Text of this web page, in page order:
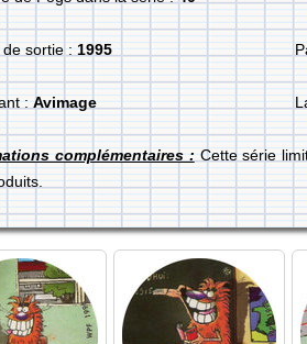
sortie : 1995
: Avimage
complémentaires : Cette série